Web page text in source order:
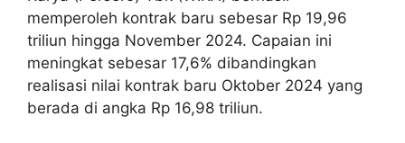
memperoleh kontrak baru sebesar Rp 19,96
triliun hingga November 2024. Capaian ini
meningkat sebesar 17,6% dibandingkan
realisasi nilai kontrak baru Oktober 2024 yang
berada di angka Rp 16,98 triliun.